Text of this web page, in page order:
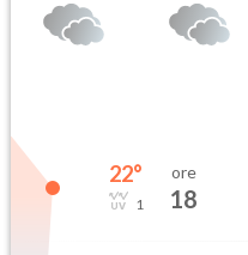
22°
1
ore
18